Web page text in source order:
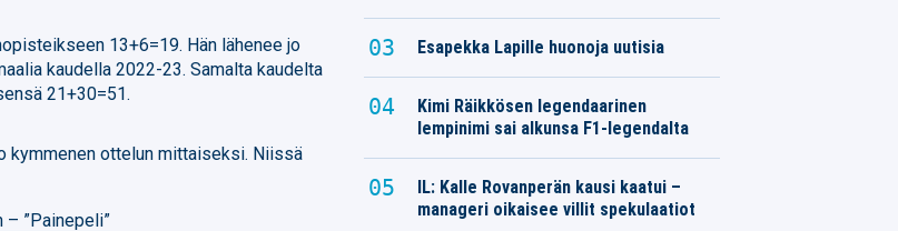
13+6=19. Hän lähenee jo
kaudella 2022-23. Samalta kaudelta
21+30=51.
kymmenen ottelun mittaiseksi. Niissä
– ”Painepeli”
Esapekka Lapille huonoja uutisia
Kimi Räikkösen legendaarinen
lempinimi sai alkunsa F1-legendalta
IL: Kalle Rovanperän kausi kaatui –
manageri oikaisee villit spekulaatiot